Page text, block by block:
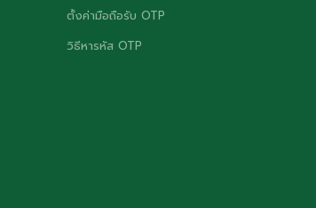
ตั้งค่ามือถือรับ OTP
วิธีหารหัส OTP